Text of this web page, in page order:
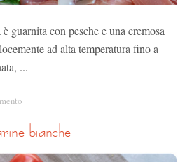
guarnita con pesche e una cremosa
ad alta temperatura fino a
...
bianche